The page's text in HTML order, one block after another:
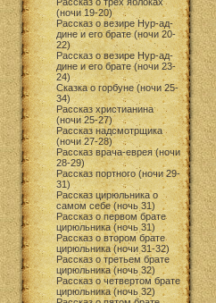
(ночи 19-20)
Рассказ о везире Нур-ад-
дине и его брате (ночи 20-
22)
Рассказ о везире Нур-ад-
дине и его брате (ночи 23-
24)
Сказка о горбуне (ночи 25-
34)
Рассказ христианина
(ночи 25-27)
Рассказ надсмотрщика
(ночи 27-28)
Рассказ врача-еврея (ночи
28-29)
Рассказ портного (ночи 29-
31)
Рассказ цирюльника о
самом себе (ночь 31)
Рассказ о первом брате
цирюльника (ночь 31)
Рассказ о втором брате
цирюльника (ночи 31-32)
Рассказ о третьем брате
цирюльника (ночь 32)
Рассказ о четвертом брате
цирюльника (ночь 32)